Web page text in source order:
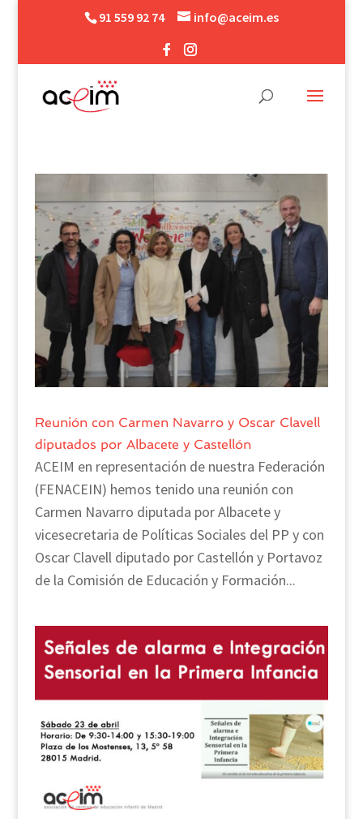
91 559 92 74 info@aceim.es
Reunión con Carmen Navarro y Oscar Clavell
diputados por Albacete y Castellón
ACEIM en representación de nuestra Federación
(FENACEIN) hemos tenido una reunión con
Carmen Navarro diputada por Albacete y
vicesecretaria de Políticas Sociales del PP y con
Oscar Clavell diputado por Castellón y Portavoz
de la Comisión de Educación y Formación...